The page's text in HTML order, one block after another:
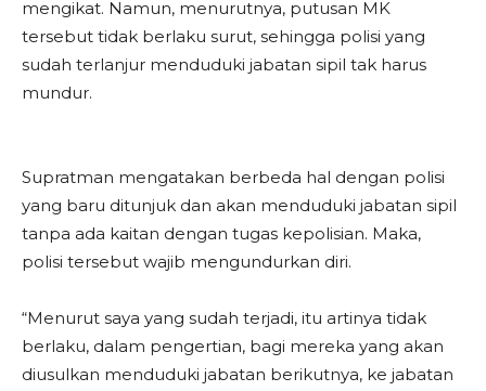
mengikat. Namun, menurutnya, putusan MK
tersebut tidak berlaku surut, sehingga polisi yang
sudah terlanjur menduduki jabatan sipil tak harus
mundur.
Supratman mengatakan berbeda hal dengan polisi
yang baru ditunjuk dan akan menduduki jabatan sipil
tanpa ada kaitan dengan tugas kepolisian. Maka,
polisi tersebut wajib mengundurkan diri.
“Menurut saya yang sudah terjadi, itu artinya tidak
berlaku, dalam pengertian, bagi mereka yang akan
diusulkan menduduki jabatan berikutnya, ke jabatan